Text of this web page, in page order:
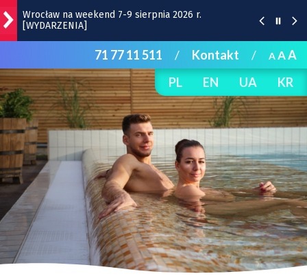
Wrocław na weekend 7-9 sierpnia 2026 r.
[WYDARZENIA]
Wrocławska Potańcówka w sobotę, 8 sierpnia
Bitwa o Twierdzę w sobotę w Kłodzku. Co w
programie?
Bezpłatny koncert Ferajny Hoovera w niedzielę na
Komuny Paryskiej
Remont torów na Stawowej i Peronowej. Od 8
sierpnia zmiany dla kierowców i pasażerów MPK
71 77 11 511 / Kontakt / AAA
PL
EN UA KR